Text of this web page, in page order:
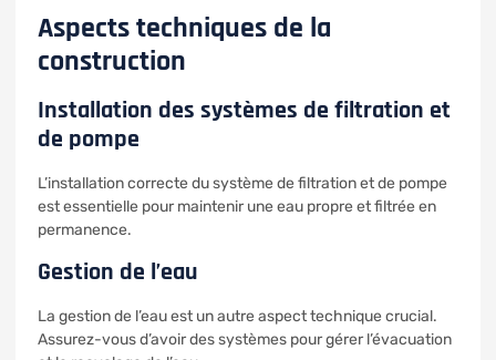
Aspects techniques de la
construction
Installation des systèmes de filtration et
de pompe
L’installation correcte du système de filtration et de pompe
est essentielle pour maintenir une eau propre et filtrée en
permanence.
Gestion de l’eau
La gestion de l’eau est un autre aspect technique crucial.
Assurez-vous d’avoir des systèmes pour gérer l’évacuation